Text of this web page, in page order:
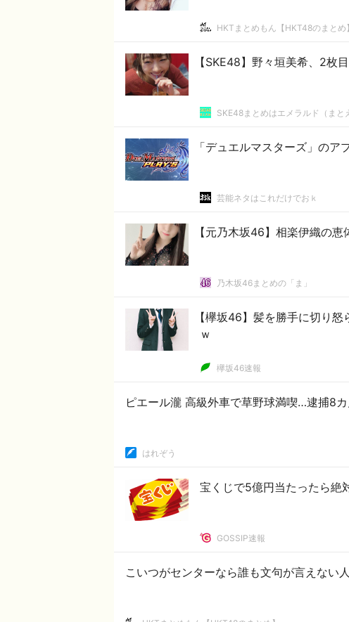
HKTまとめもん【HKT48のまとめ】
【SKE48】野々垣美希、2枚
SKE48まとめはエメラルド（まと
「デュエルマスターズ」のア
芸能ネタはこれだけでおｋ
【元乃木坂46】相楽伊織の恵
乃木坂46まとめの「ま」
【欅坂46】髪を勝手に切り
ｗ
欅坂46速報
ピエール瀧 高級外車で草野球満喫…逮捕8
はれぞう
宝くじで5億円当たったら絶
GOSSIP速報
こいつがセンターなら誰も文句が言えない